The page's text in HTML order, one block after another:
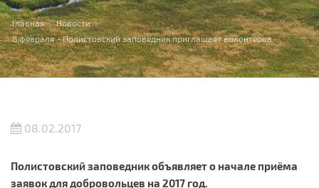
You are here
Главная » Новости »
8 февраля - Полистовский заповедник приглашает волонтёров
08.02.2017
Полистовский заповедник объявляет о начале приёма
заявок для добровольцев на 2017 год.